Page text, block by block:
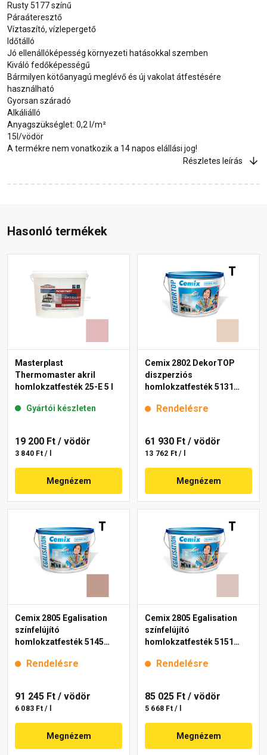
Rusty 5177 színű
Páraáteresztő
Víztaszító, vízlepergető
Időtálló
Jó ellenállóképesség környezeti hatásokkal szemben
Kiváló fedőképességű
Bármilyen kötőanyagú meglévő és új vakolat átfestésére
használható
Gyorsan száradó
Alkáliálló
Anyagszükséglet: 0,2 l/m²
15l/vödör
A termékre nem vonatkozik a 14 napos elállási jog!
Részletes leírás
Hasonló termékek
Masterplast
Thermomaster akril
homlokzatfesték 25-E 5 l
Gyártói készleten
19 200 Ft / vödör
3 840 Ft / l
Megnézem
Cemix 2802 DekorTOP
diszperziós
homlokzatfesték 5131
Rendelésre
61 930 Ft / vödör
13 762 Ft / l
Megnézem
Cemix 2805 Egalisation
színfelújító
homlokzatfesték 5145
Rendelésre
91 245 Ft / vödör
6 083 Ft / l
Megnézem
Cemix 2805 Egalisation
színfelújító
homlokzatfesték 5151
Rendelésre
85 025 Ft / vödör
5 668 Ft / l
Megnézem